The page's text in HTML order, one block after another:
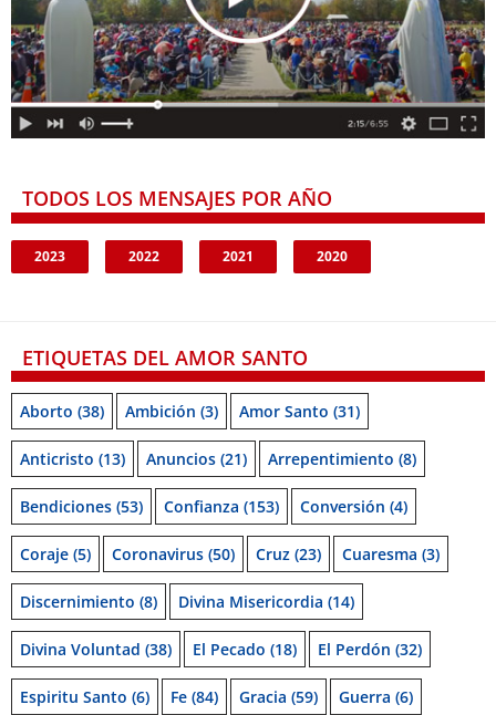
TODOS LOS MENSAJES POR AÑO
2023 2022 2021 2020
ETIQUETAS DEL AMOR SANTO
Aborto (38) Ambición (3) Amor Santo (31)
Anticristo (13) Anuncios (21) Arrepentimiento (8)
Bendiciones (53) Confianza (153) Conversión (4)
Coraje (5) Coronavirus (50) Cruz (23) Cuaresma (3)
Discernimiento (8) Divina Misericordia (14)
Divina Voluntad (38) El Pecado (18) El Perdón (32)
Espiritu Santo (6) Fe (84) Gracia (59) Guerra (6)